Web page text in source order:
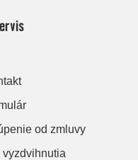
od zmluvy
vyzdvihnutia